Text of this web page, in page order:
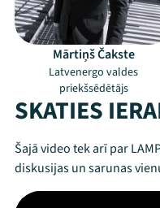
Mārtiņš Čakste
Latvenergo valdes
priekšsēdētājs
SKATIES
Šajā video tek arī par
diskusijas un sarunas